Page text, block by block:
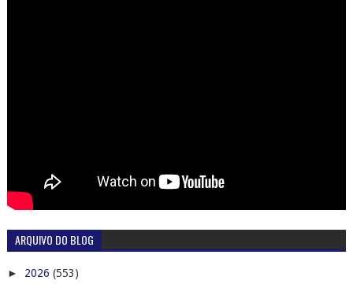
ARQUIVO DO BLOG
► 2026 (553)